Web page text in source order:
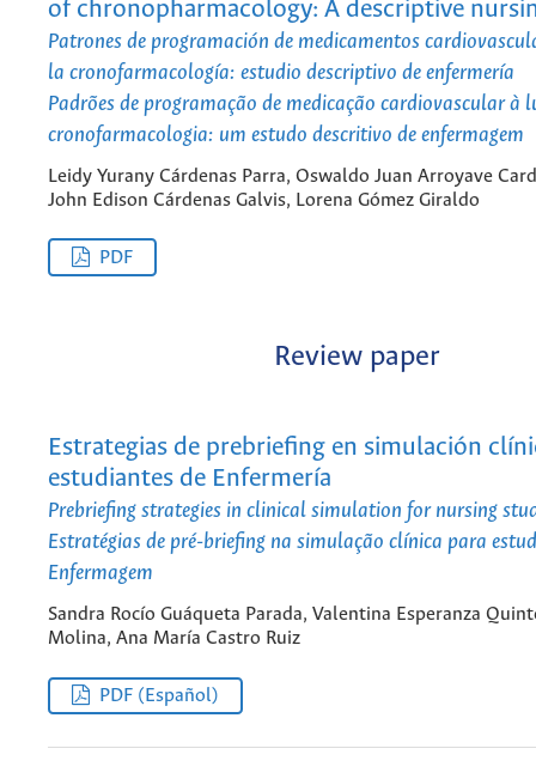
of chronopharmacology: A descriptive
Patrones de programación de medicamentos
la cronofarmacología: estudio descriptivo de enfermería
Padrões de programação de medicação cardiovascular à
cronofarmacologia: um estudo descritivo de enfermagem
Leidy Yurany Cárdenas Parra, Oswaldo Juan Arroyave
John Edison Cárdenas Galvis, Lorena Gómez Giraldo
PDF
Review paper
Estrategias de prebriefing en simulación
estudiantes de Enfermería
Prebriefing strategies in clinical simulation for nursing
Estratégias de pré-briefing na simulação clínica para
Enfermagem
Sandra Rocío Guáqueta Parada, Valentina Esperanza
Molina, Ana María Castro Ruiz
PDF (Español)